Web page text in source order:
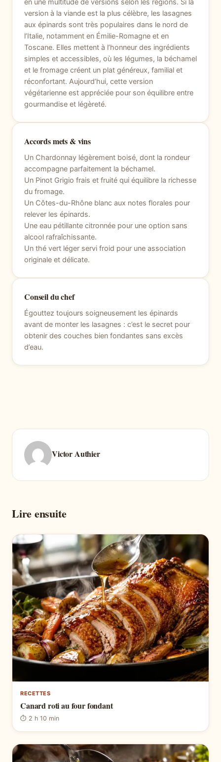
en une multitude de versions selon les régions. Si la
version à la viande est la plus célèbre, les lasagnes
aux épinards sont très populaires dans le nord de
l’Italie, notamment en Émilie-Romagne et en
Toscane. Elles mettent à l’honneur des ingrédients
simples et accessibles, où les légumes, la béchamel
et le fromage créent un plat généreux, familial et
réconfortant. Aujourd’hui, cette version
végétarienne est appréciée pour son équilibre entre
gourmandise et légèreté.
Accords mets & vins
Un Chardonnay légèrement boisé, dont la rondeur
accompagne parfaitement la béchamel.
Un Pinot Grigio frais et fruité qui équilibre la richesse
du fromage.
Un Côtes-du-Rhône blanc aux notes florales pour
relever les épinards.
Une eau pétillante citronnée pour une option sans
alcool rafraîchissante.
Un thé vert léger servi froid pour une association
originale et délicate.
Conseil du chef
Égouttez toujours soigneusement les épinards
avant de monter les lasagnes : c’est le secret pour
obtenir des couches bien fondantes sans excès
d’eau.
Victor Authier
Lire ensuite
RECETTES
Canard roti au four fondant
⏱ 2 h 10 min